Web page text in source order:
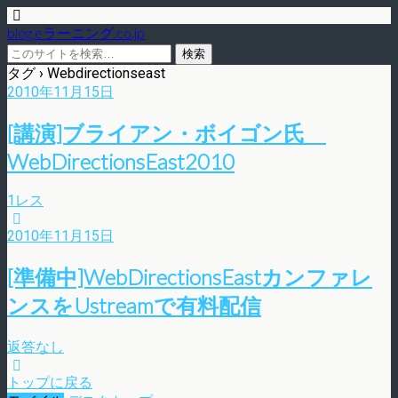
blog.eラーニング.co.jp
タグ › Webdirectionseast
2010年11月15日
[講演]ブライアン・ボイゴン氏
WebDirectionsEast2010
1レス
2010年11月15日
[準備中]WebDirectionsEastカンファレ
ンスをUstreamで有料配信
返答なし
トップに戻る